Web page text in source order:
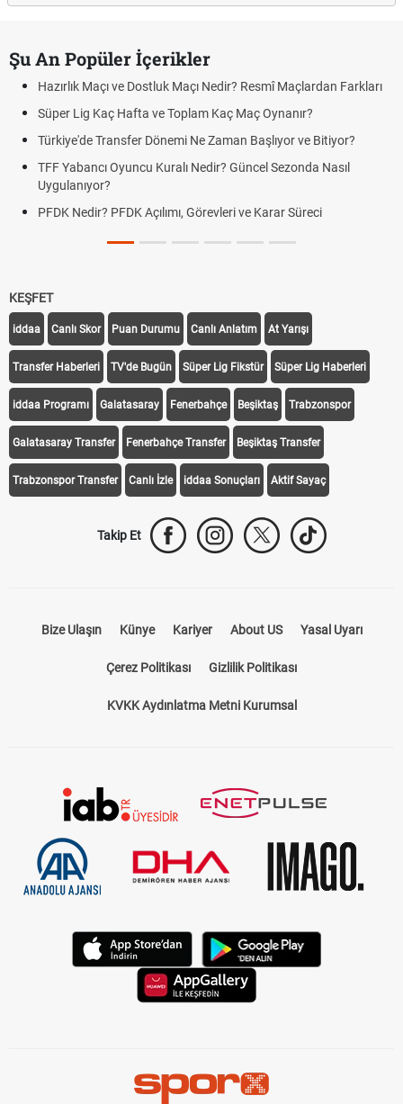
Şu An Popüler İçerikler
Hazırlık Maçı ve Dostluk Maçı Nedir? Resmî Maçlardan Farkları
Süper Lig Kaç Hafta ve Toplam Kaç Maç Oynanır?
Türkiye'de Transfer Dönemi Ne Zaman Başlıyor ve Bitiyor?
TFF Yabancı Oyuncu Kuralı Nedir? Güncel Sezonda Nasıl
Uygulanıyor?
PFDK Nedir? PFDK Açılımı, Görevleri ve Karar Süreci
KEŞFET
iddaa Canlı Skor Puan Durumu Canlı Anlatım At Yarışı
Transfer Haberleri TV'de Bugün Süper Lig Fikstür Süper Lig Haberleri
iddaa Programı Galatasaray Fenerbahçe Beşiktaş Trabzonspor
Galatasaray Transfer Fenerbahçe Transfer Beşiktaş Transfer
Trabzonspor Transfer Canlı İzle iddaa Sonuçları Aktif Sayaç
Takip Et
Bize Ulaşın Künye Kariyer About US Yasal Uyarı
Çerez Politikası Gizlilik Politikası
KVKK Aydınlatma Metni Kurumsal